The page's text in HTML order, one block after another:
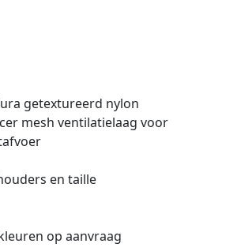
getextureerd nylon
mesh ventilatielaag voor
en taille
op aanvraag